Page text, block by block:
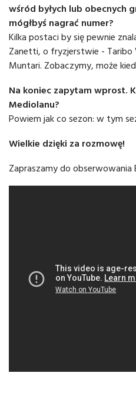
wśród byłych lub obecnych
mógłbyś nagrać numer?
Kilka postaci by się pewnie
Zanetti, o fryzjerstwie - Taribo
Muntari. Zobaczymy, może
Na koniec zapytam wprost.
Mediolanu?
Powiem jak co sezon: w tym
Wielkie dzięki za rozmowę!
Zapraszamy do obserwowania